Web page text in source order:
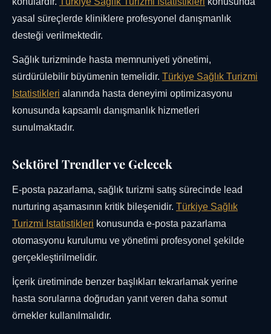
yasal süreçlerde kliniklere profesyonel danışmanlık
desteği verilmektedir.
Sağlık turizminde hasta memnuniyeti yönetimi,
sürdürülebilir büyümenin temelidir. Türkiye Sağlık Turizmi
Istatistikleri alanında hasta deneyimi optimizasyonu
konusunda kapsamlı danışmanlık hizmetleri
sunulmaktadır.
Sektörel Trendler ve Gelecek
E-posta pazarlama, sağlık turizmi satış sürecinde lead
nurturing aşamasının kritik bileşenidir. Türkiye Sağlık
Turizmi Istatistikleri konusunda e-posta pazarlama
otomasyonu kurulumu ve yönetimi profesyonel şekilde
gerçekleştirilmelidir.
İçerik üretiminde benzer başlıkları tekrarlamak yerine
hasta sorularına doğrudan yanıt veren daha somut
örnekler kullanılmalıdır.